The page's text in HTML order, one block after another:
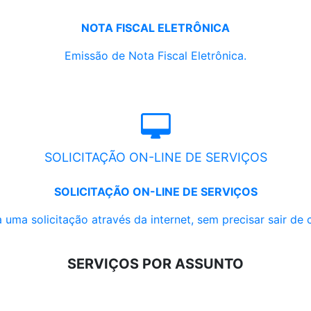
NOTA FISCAL ELETRÔNICA
Emissão de Nota Fiscal Eletrônica.
SOLICITAÇÃO ON-LINE DE SERVIÇOS
SOLICITAÇÃO ON-LINE DE SERVIÇOS
uma solicitação através da internet, sem precisar sair de
SERVIÇOS POR ASSUNTO